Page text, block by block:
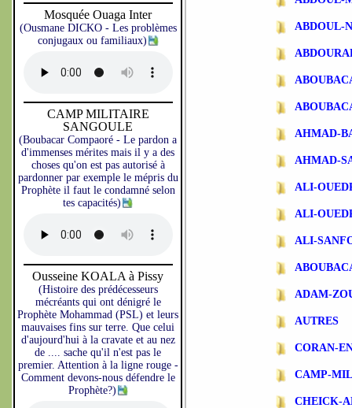
Mosquée Ouaga Inter
(Ousmane DICKO - Les problèmes
conjugaux ou familiaux)
CAMP MILITAIRE
SANGOULE
(Boubacar Compaoré - Le pardon a
d'immenses mérites mais il y a des
choses qu'on est pas autorisé à
pardonner par exemple le mépris du
Prophète il faut le condamné selon
tes capacités)
Ousseine KOALA à Pissy
(Histoire des prédécesseurs
mécréants qui ont dénigré le
Prophète Mohammad (PSL) et leurs
mauvaises fins sur terre. Que celui
d'aujourd'hui à la cravate et au nez
de .... sache qu'il n'est pas le
premier. Attention à la ligne rouge -
Comment devons-nous défendre le
Prophète?)
ABDOUL-
AHMAD-
AHMAD-
ALI-
ALI-
ALI-
ADAM-
AUTRES
CORAN-
CAMP-
CHEICK-